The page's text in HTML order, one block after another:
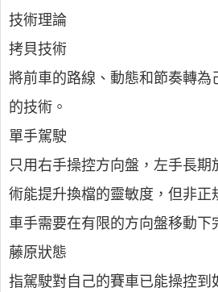
技術理論
拷貝技術
將前車的路線、動態和節奏轉為
的技術。
單手駕駛
只用右手操控方向盤，左手長期
術能提升換檔的靈敏度，但非正
車手需要在有限的方向盤移動下
藤原狀態
指駕駛對自己的賽車已能操控到